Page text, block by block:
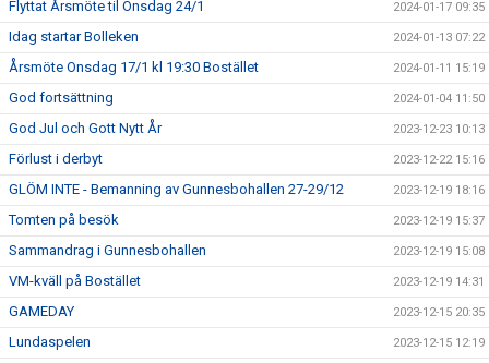
Flyttat Årsmöte til Onsdag 24/1 2024-01-17 09:35
Idag startar Bolleken 2024-01-13 07:22
Årsmöte Onsdag 17/1 kl 19:30 Bostället 2024-01-11 15:19
God fortsättning 2024-01-04 11:50
God Jul och Gott Nytt År 2023-12-23 10:13
Förlust i derbyt 2023-12-22 15:16
GLÖM INTE - Bemanning av Gunnesbohallen 27-29/12 2023-12-19 18:16
Tomten på besök 2023-12-19 15:37
Sammandrag i Gunnesbohallen 2023-12-19 15:08
VM-kväll på Bostället 2023-12-19 14:31
GAMEDAY 2023-12-15 20:35
Lundaspelen 2023-12-15 12:19